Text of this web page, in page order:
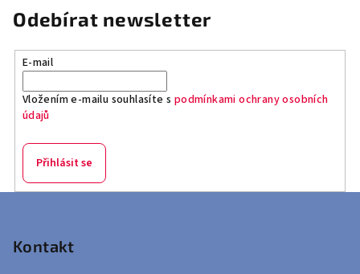
Odebírat newsletter
E-mail
Vložením e-mailu souhlasíte s podmínkami ochrany osobních
údajů
Přihlásit se
Kontakt